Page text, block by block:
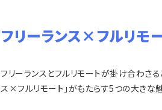
フリーランス×フルリモ
フリーランスとフルリモートが掛け合わさ
ス×フルリモート」がもたらす5つの大きな